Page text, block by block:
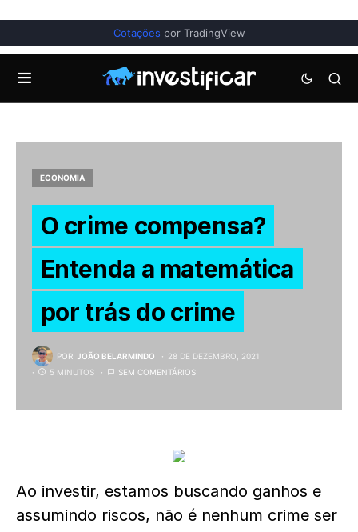
Cotações por TradingView
ECONOMIA
O crime compensa?
Entenda a matemática
por trás do crime
POR JOÃO BELARMINDO
28 DE DEZEMBRO, 2021
5 MINUTOS
SEM COMENTÁRIOS
Ao investir, estamos buscando ganhos e
assumindo riscos, não é nenhum crime ser